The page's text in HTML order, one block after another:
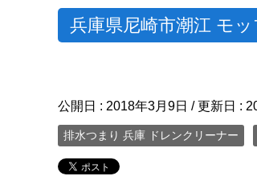
兵庫県尼崎市潮江 モ
公開日 : 2018年3月9日 / 更新日 :
排水つまり 兵庫 ドレンクリーナー